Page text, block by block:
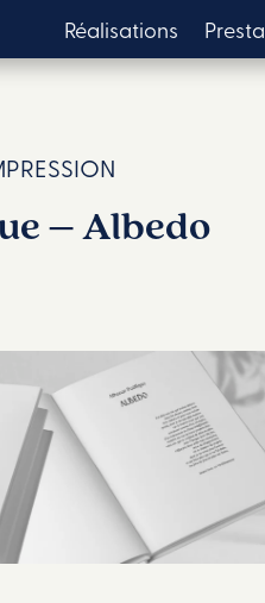
Réalisations
– Albedo